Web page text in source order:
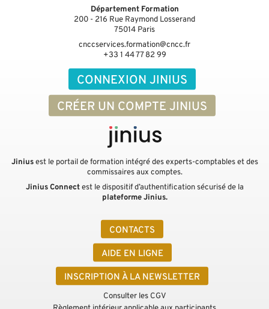
CONNEXION JINIUS
CRÉER UN COMPTE JINIUS
CONTACTS
AIDE EN LIGNE
INSCRIPTION À LA NEWSLETTER
Département Formation
200 - 216 Rue Raymond Losserand
75014 Paris
cnccservices.formation@cncc.fr
+33 1 44 77 82 99
Jiniusest le portail de formation intégré des experts-comptables et des
commissaires aux comptes.
Jinius Connectest le dispositif d’authentification sécurisé de la
plateforme Jinius.
Consulter les CGV